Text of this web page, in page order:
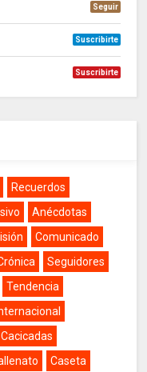
Seguir
Suscribirte
Suscribirte
Recuerdos
Anécdotas
Comunicado
Seguidores
Tendencia
Cacicadas
Caseta